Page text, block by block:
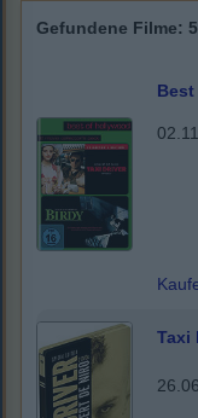
Gefundene Filme: 5
Taxi